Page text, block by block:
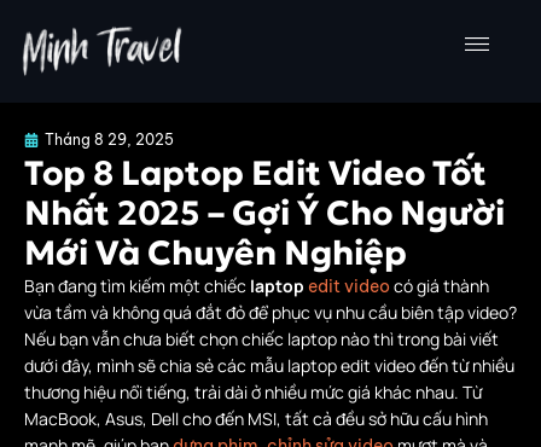
nội
Tháng 8 29, 2025
Top 8 Laptop Edit Video Tốt
Nhất 2025 – Gợi Ý Cho Người
Mới Và Chuyên Nghiệp
Bạn đang tìm kiếm một chiếc laptop edit video có giá thành
vừa tầm và không quá đắt đỏ để phục vụ nhu cầu biên tập video?
Nếu bạn vẫn chưa biết chọn chiếc laptop nào thì trong bài viết
dưới đây, mình sẽ chia sẻ các mẫu laptop edit video đến từ nhiều
thương hiệu nổi tiếng, trải dài ở nhiều mức giá khác nhau. Từ
MacBook, Asus, Dell cho đến MSI, tất cả đều sở hữu cấu hình